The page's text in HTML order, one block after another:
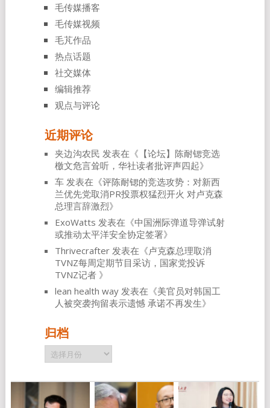
毛传媒播客
毛传媒视频
毛芃作品
热点话题
社交媒体
编辑推荐
观点与评论
近期评论
夹边沟农民 发表在《 【论坛】陈耐锶竞选
檄文危言耸听，华社读者批评声四起》
车发表在《评陈耐锶的竞选攻势：对新西
兰优先党取消PR投票权猛烈开火 对卢克森
总理言辞激烈》
ExoWatts 发表在《中国洲际弹道导弹试射
或推动太平洋安全协定签署》
Thrivecrafter发表在《卢克森总理取消
TVNZ每周定期节目采访，国家党投诉
TVNZ记者 》
lean health way发表在《美官员对韩国工
人被突袭拘留表示遗憾 承诺不再发生》
归档
归
档